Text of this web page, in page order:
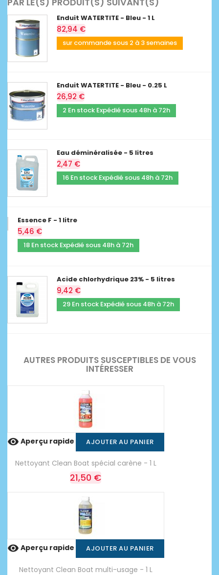
Enduit WATERTITE - Bleu - 1 L
82,94 €
sur commande sous 2 à 3 semaines
Enduit WATERTITE - Bleu - 0.25 L
26,92 €
2 En stock Expédié sous 48h à 72h
Eau déminéralisée - 5 litres
2,47 €
16 En stock Expédié sous 48h à 72h
Essence F - 1 litre
5,46 €
18 En stock Expédié sous 48h à 72h
Acide chlorhydrique 23% - 5 litres
9,42 €
29 En stock Expédié sous 48h à 72h
AUTRES PRODUITS SUSCEPTIBLES DE VOUS
INTÉRESSER
 Aperçu rapide AJOUTER AU PANIER
Nettoyant Clean Boat spécial carène - 1 L
21,50 €
 Aperçu rapide AJOUTER AU PANIER
Nettoyant Clean Boat multi-usage - 1 L